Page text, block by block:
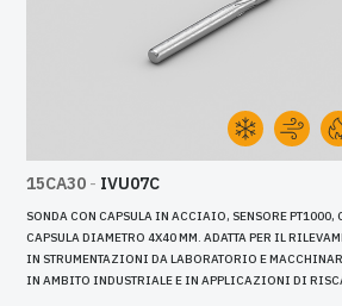
15CA30 - IVU07C
SONDA CON CAPSULA IN ACCIAIO, SENSORE PT1000,
CAPSULA DIAMETRO 4X40 MM. ADATTA PER IL
IN STRUMENTAZIONI DA LABORATORIO E
IN AMBITO INDUSTRIALE E IN APPLICAZIONI DI